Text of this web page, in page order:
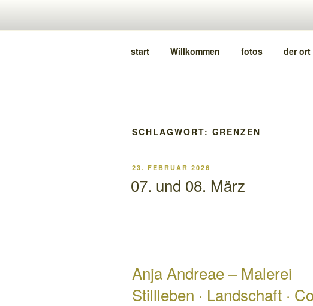
springen
HALLE205
freiRaum für kunst & kultur
start Willkommen fotos der ort
SCHLAGWORT: GRENZEN
VERÖFFENTLICHT
23. FEBRUAR 2026
07. und 08. März
Anja Andreae – Malerei
Stillleben · Landschaft ·